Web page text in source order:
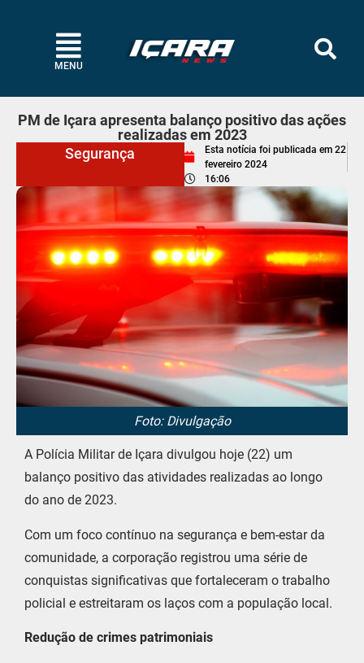
MENU
PM de Içara apresenta balanço positivo das ações
realizadas em 2023
Segurança
Esta notícia foi publicada em 22
fevereiro 2024
16:06
Foto: Divulgação
A Polícia Militar de Içara divulgou hoje (22) um
balanço positivo das atividades realizadas ao longo
do ano de 2023.
Com um foco contínuo na segurança e bem-estar da
comunidade, a corporação registrou uma série de
conquistas significativas que fortaleceram o trabalho
policial e estreitaram os laços com a população local.
Redução de crimes patrimoniais